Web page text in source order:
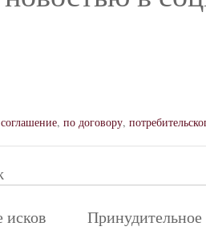
, по договору,
исков